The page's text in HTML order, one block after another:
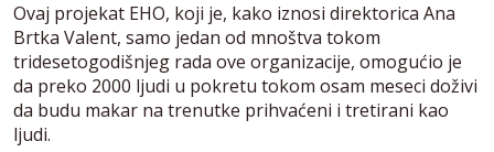
Ovaj projekat EHO, koji je, kako iznosi direktorica Ana
Brtka Valent, samo jedan od mnoštva tokom
tridesetogodišnjeg rada ove organizacije, omogućio je
da preko 2000 ljudi u pokretu tokom osam meseci doživi
da budu makar na trenutke prihvaćeni i tretirani kao
ljudi.